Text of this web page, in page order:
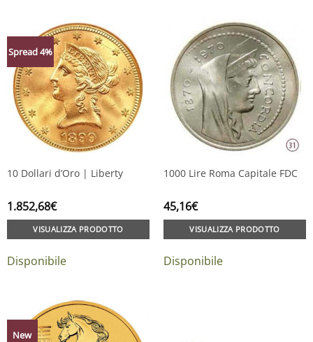
Spread 4%
10 Dollari d’Oro | Liberty
1.852,68€
VISUALIZZA PRODOTTO
Disponibile
1000 Lire Roma Capitale FDC
45,16€
VISUALIZZA PRODOTTO
Disponibile
New